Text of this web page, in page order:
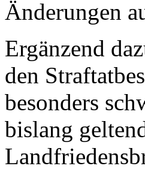
Änderungen
Ergänzend
den
besonders
bislang